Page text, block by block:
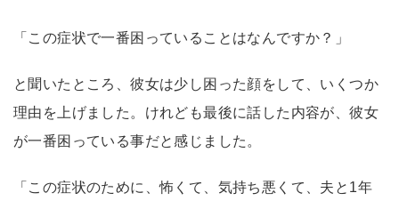
「この症状で一番困っていることはなんですか？」
と聞いたところ、彼女は少し困った顔をして、いくつか
理由を上げました。けれども最後に話した内容が、彼女
が一番困っている事だと感じました。
「この症状のために、怖くて、気持ち悪くて、夫と1年